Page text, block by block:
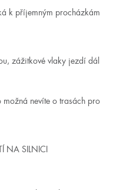
k příjemným procházkám
zážitkové vlaky jezdí dál
nevíte o trasách pro
NA SILNICI